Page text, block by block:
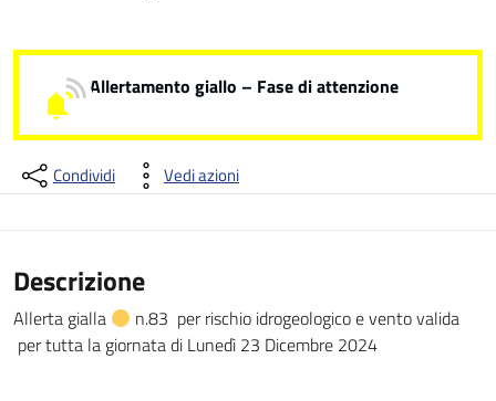
Allertamento giallo – Fase di attenzione
Condividi Vedi azioni
Descrizione
Allerta gialla
n.83 per rischio idrogeologico e vento valida
per tutta la giornata di Lunedì 23 Dicembre 2024